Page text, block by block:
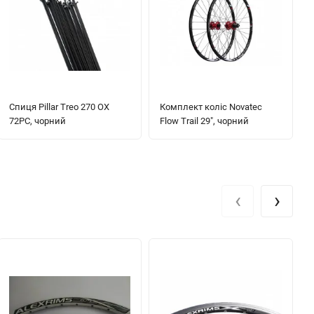
Спиця Pillar Treo 270 OX
72PC, чорний
Комплект коліс Novatec
Flow Trail 29", чорний
‹ ›